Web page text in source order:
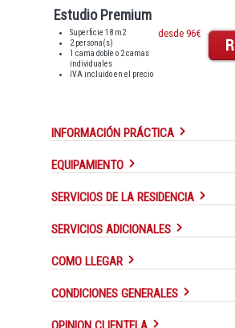
Estudio Premium
Superficie 18 m2
2 persona(s)
1 cama doble o 2 camas
individuales
IVA incluido en el precio
desde 96€
INFORMACIÓN PRÁCTICA
EQUIPAMIENTO
SERVICIOS DE LA RESIDENCIA
SERVICIOS ADICIONALES
COMO LLEGAR
CONDICIONES GENERALES